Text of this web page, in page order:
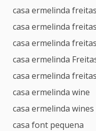
casa ermelinda freitas
casa ermelinda
casa ermelinda
casa ermelinda
casa ermelinda
casa ermelinda wine
casa ermelinda wines
casa font pequena